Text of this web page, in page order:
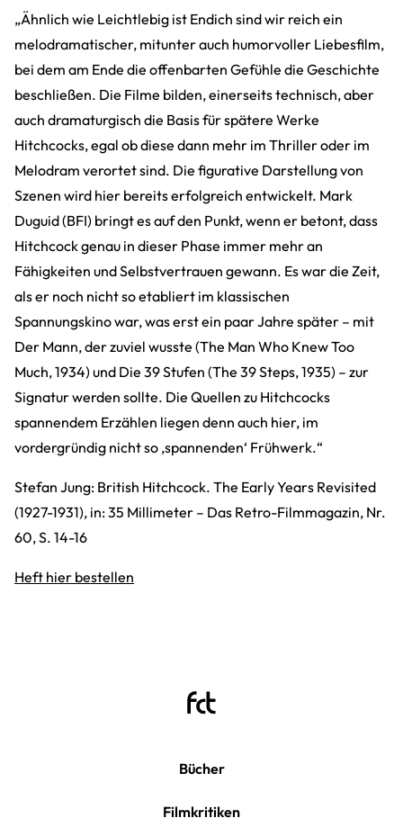
„Ähnlich wie Leichtlebig ist Endich sind wir reich ein
melodramatischer, mitunter auch humorvoller Liebesfilm,
bei dem am Ende die offenbarten Gefühle die Geschichte
beschließen. Die Filme bilden, einerseits technisch, aber
auch dramaturgisch die Basis für spätere Werke
Hitchcocks, egal ob diese dann mehr im Thriller oder im
Melodram verortet sind. Die figurative Darstellung von
Szenen wird hier bereits erfolgreich entwickelt. Mark
Duguid (BFI) bringt es auf den Punkt, wenn er betont, dass
Hitchcock genau in dieser Phase immer mehr an
Fähigkeiten und Selbstvertrauen gewann. Es war die Zeit,
als er noch nicht so etabliert im klassischen
Spannungskino war, was erst ein paar Jahre später – mit
Der Mann, der zuviel wusste (The Man Who Knew Too
Much, 1934) und Die 39 Stufen (The 39 Steps, 1935) – zur
Signatur werden sollte. Die Quellen zu Hitchcocks
spannendem Erzählen liegen denn auch hier, im
vordergründig nicht so ‚spannenden‘ Frühwerk.“
Stefan Jung: British Hitchcock. The Early Years Revisited
(1927-1931), in: 35 Millimeter – Das Retro-Filmmagazin, Nr.
60, S. 14-16
Heft hier bestellen
Bücher
Filmkritiken